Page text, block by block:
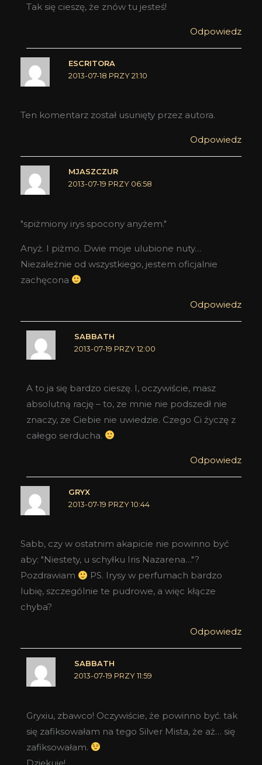
Tak się cieszę, że znów tu jesteś!
Odpowiedz
ESCRITORA
2013-07-18 PRZY 21:10
Ten komentarz został usunięty przez autora.
Odpowiedz
MJASZCZUR
2013-07-19 PRZY 06:58
"spiżmiony irys spocony anyżem."
Anyż. I piżmo. Dwie moje ulubione nuty…
Niezależnie od wszystkiego, jestem oficjalnie
zachęcona
Odpowiedz
SABBATH
2013-07-19 PRZY 12:00
A to ja się bardzo cieszę. I, oczywiście, masz
absolutną rację – to, ze mnie nie podszedł nie
znaczy, ze Ciebie nie uwiedzie. Czego Ci życzę z
całego serducha.
Odpowiedz
GRYX
2013-07-19 PRZY 10:44
Sabb, czy w ostatnim akapicie nie powinno być
aby: "Niestety, u schyłku Iris Nazarena…"?
Pozdrawiam
PS. Irysy w perfumach bardzo
lubię, szczególnie te pudrowe, a więc kłącze
chyba?
Odpowiedz
SABBATH
2013-07-19 PRZY 11:59
Gryxiu, zbawco! Oczywiście, że powinno być. tak
się zafiksowałam na tego Silver Mista, że aż… się
zafiksowałam.